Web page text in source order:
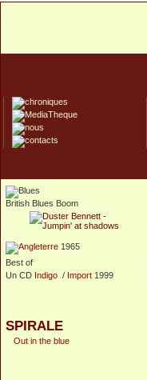
British Blues Boom
1965
Best of
Un CD Indigo / Import 1999
SPIRALE
Out in the blue